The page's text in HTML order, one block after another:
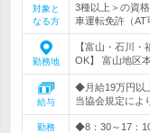
対象と
なる方
3種以上＞の資
車運転免許（AT
勤務地
【富山・石川
OK】 富山地区
給与
◆月給19万円以
当協会規定によ
勤務
◆8：30～17：